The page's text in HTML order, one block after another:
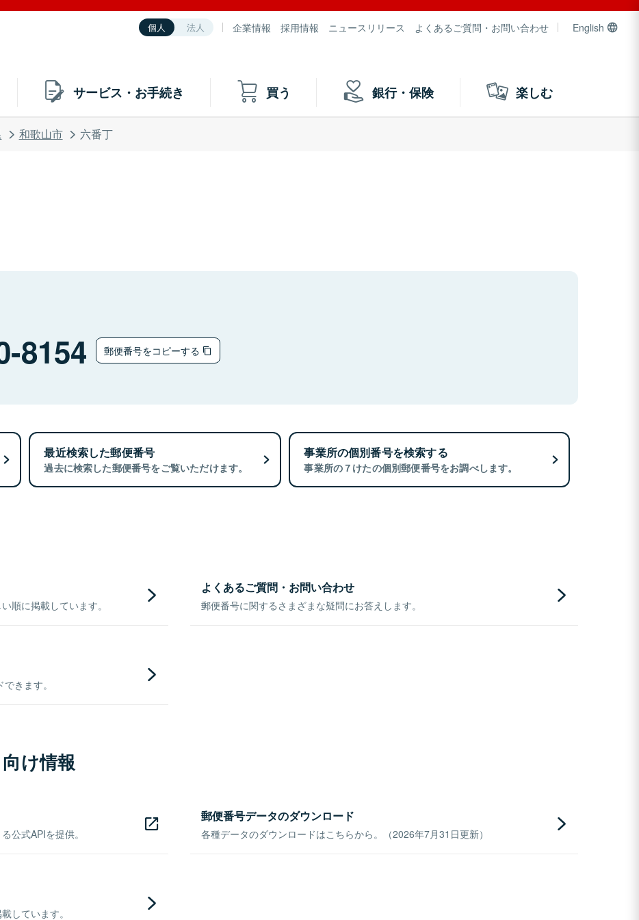
個人 法人 企業情報 採用情報 ニュースリリース よくあるご質問・お問い合わせ English
サービス・お手続き 買う 銀行・保険 楽しむ
和歌山市 六番丁
8154 郵便番号をコピーする
最近検索した郵便番号
過去に検索した郵便番号をご覧いただけます。
事業所の個別番号を検索する
事業所の７けたの個別郵便番号をお調べします。
順に掲載しています。
よくあるご質問・お問い合わせ
郵便番号に関するさまざまな疑問にお答えします。
きます。
け情報
公式APIを提供。
郵便番号データのダウンロード
各種データのダウンロードはこちらから。（2026年7月31日更新）
しています。